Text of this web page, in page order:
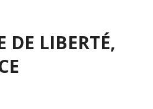
DE LIBERTÉ,